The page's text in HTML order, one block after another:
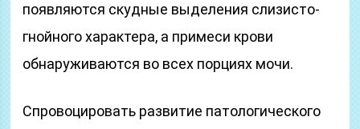
появляются скудные выделения слизисто-
гнойного характера, а примеси крови
обнаруживаются во всех порциях мочи.
Спровоцировать развитие патологического